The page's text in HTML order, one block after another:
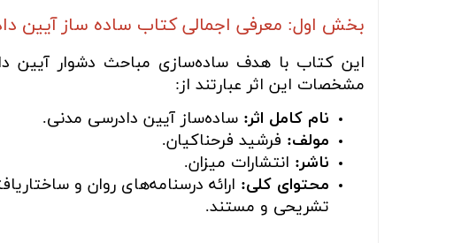
بخش اول: معرفی اجمالی کتاب ساده ساز آیین
این کتاب با هدف ساده‌سازی مباحث دشوار آیین
مشخصات این اثر عبارتند از:
نام کامل اثر: ساده‌ساز آیین دادرسی مدنی.
مولف: فرشید فرحناکیان.
ناشر: انتشارات میزان.
محتوای کلی: ارائه درسنامه‌های روان و
تشریحی و مستند.